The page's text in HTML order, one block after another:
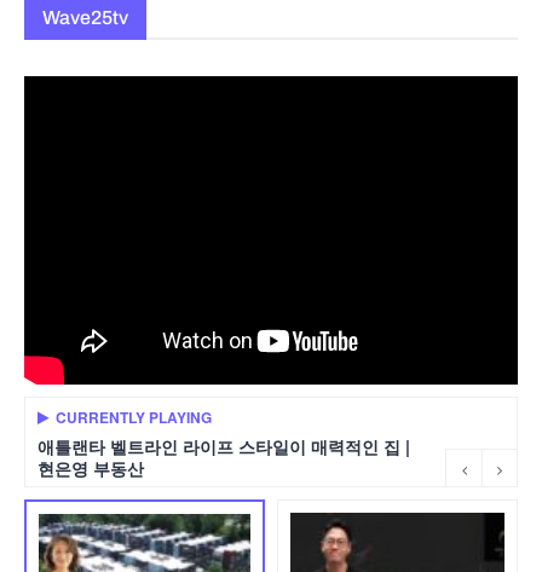
Wave25tv
CURRENTLY PLAYING
애틀랜타 벨트라인 라이프 스타일이 매력적인 집 |
현은영 부동산